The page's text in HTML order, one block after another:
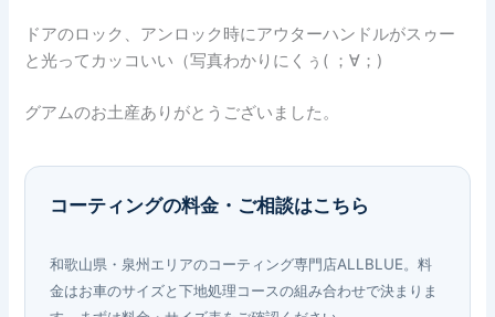
ドアのロック、アンロック時にアウターハンドルがスゥー
と光ってカッコいい（写真わかりにくぅ( ；∀；)
グアムのお土産ありがとうございました。
コーティングの料金・ご相談はこちら
和歌山県・泉州エリアのコーティング専門店ALLBLUE。料
金はお車のサイズと下地処理コースの組み合わせで決まりま